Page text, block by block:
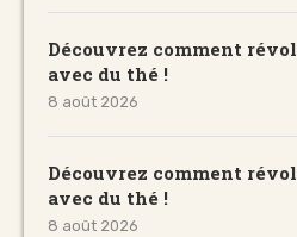
Découvrez comment
avec du thé !
8 août 2026
Découvrez comment
avec du thé !
8 août 2026